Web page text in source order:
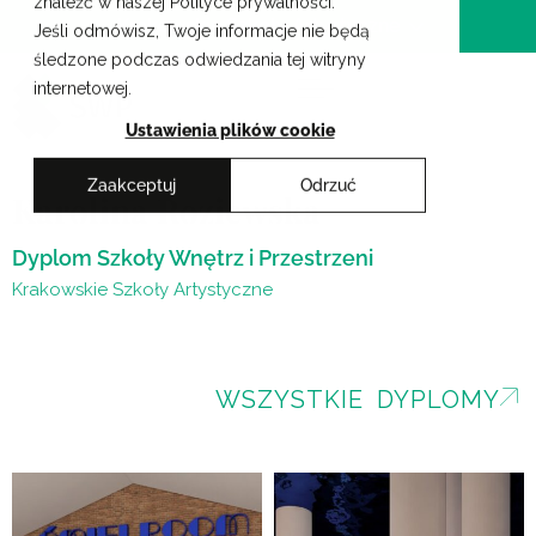
Jeśli odmówisz, Twoje informacje nie będą
śledzone podczas odwiedzania tej witryny
internetowej.
Ustawienia plików cookie
Zaakceptuj Odrzuć
Przejdź
treści
Krakowskie Szkoły Artystyczne
Karolina Roziewska
Dyplom Szkoły Wnętrz i Przestrzeni
Krakowskie Szkoły Artystyczne
WSZYSTKIE DYPLOMY